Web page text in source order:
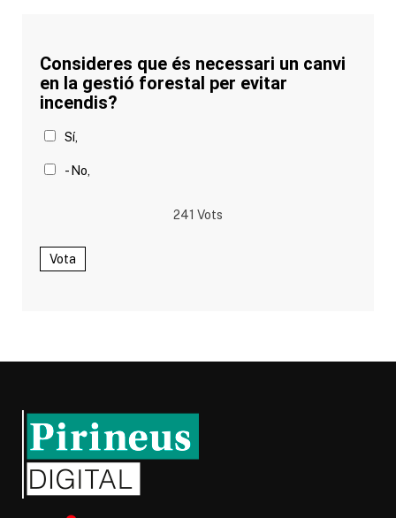
Consideres que és necessari un canvi
en la gestió forestal per evitar
incendis?
Sí,
- No,
241 Vots
Vota